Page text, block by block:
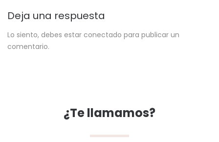
Deja una respuesta
Lo siento, debes estar conectado para publicar un
comentario.
¿Te llamamos?